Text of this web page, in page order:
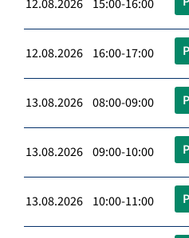
12.08.2026 15:00-16:00
12.08.2026 16:00-17:00
13.08.2026 08:00-09:00
13.08.2026 09:00-10:00
13.08.2026 10:00-11:00